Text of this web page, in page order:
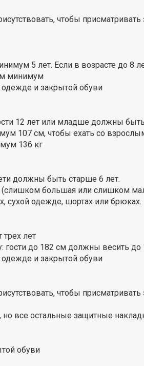
чтобы
5 лет. Если в возрасте до 8
минимум
и закрытой обуви
12 лет или младше должны
107 см, чтобы ехать со
136 кг
должны быть старше 6 лет.
(слишком большая или слишком
сухой одежде, шортах или брюках.
трех лет
гости до 182 см должны весить
и закрытой обуви
чтобы
все остальные защитные
обуви